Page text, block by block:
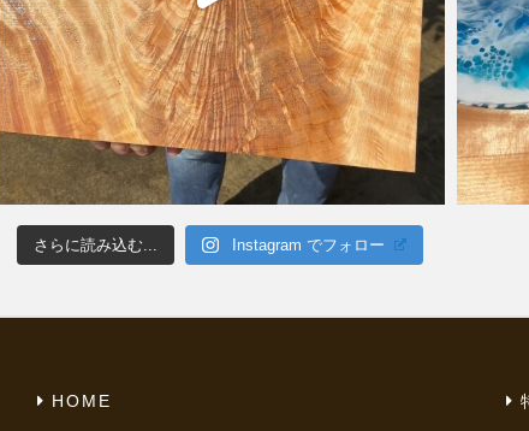
さらに読み込む... Instagram でフォロー
HOME